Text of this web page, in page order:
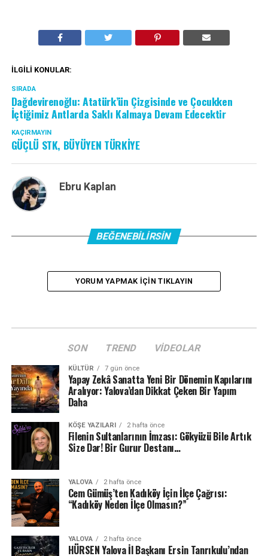
İLGILI KONULAR:
SIRADA
Dağdevirenoğlu: Atatürk’ün Çizgisinde ve Çocukken
İçtiğimiz Antlarda Saklı Kalmaya Devam Edecektir
KAÇIRMAYIN
GÜÇLÜ STK, BÜYÜYEN TÜRKİYE
Ebru Kaplan
BEĞENEBILIRSIN
YORUM YAPMAK IÇIN TIKLAYIN
SON TREND VIDEOLAR
KÜLTÜR 7 gün önce
Yapay Zekâ Sanatta Yeni Bir Dönemin Kapılarını
Aralıyor: Yalova’dan Dikkat Çeken Bir Yapım
Daha
KÖŞE YAZILARI 2 hafta önce
Filenin Sultanlarının İmzası: Gökyüzü Bile Artık
Size Dar! Bir Gurur Destanı…
YALOVA 2 hafta önce
Cem Gümüş’ten Kadıköy İçin İlçe Çağrısı:
“Kadıköy Neden İlçe Olmasın?”
YALOVA 2 hafta önce
HÜRSEN Yalova İl Başkanı Ersin Tanrıkulu’ndan